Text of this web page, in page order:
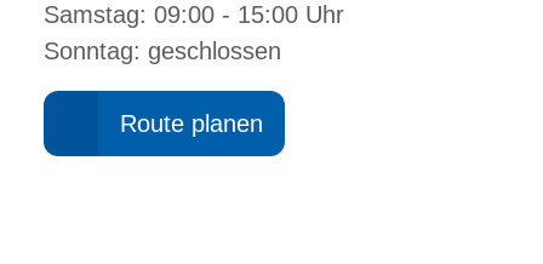
Samstag: 09:00 - 15:00 Uhr
Sonntag: geschlossen
Route planen